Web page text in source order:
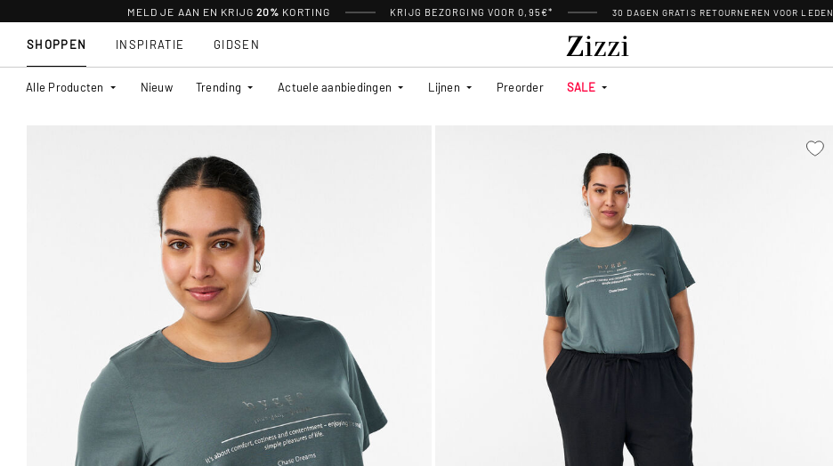
MELD JE AAN EN KRIJG 20% KORTING KRIJG BEZORGING VOOR 0,95€* 30 DAGEN GRATIS RETOURNEREN VOOR LEDEN
SHOPPEN
Alle Producten Nieuw Trending Actuele aanbiedingen Lijnen Preorder SALE
INSPIRATIE GIDSEN